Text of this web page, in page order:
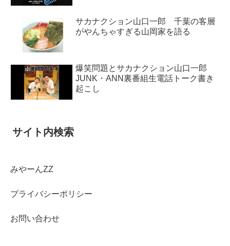
サカナクション山口一郎 千葉の客層
がやんちゃすぎる山岡家を語る
爆笑問題とサカナクション山口一郎
JUNK・ANN裏番組生電話トーク書き
起こし
サイト内検索
みやーんZZ
プライバシーポリシー
お問い合わせ